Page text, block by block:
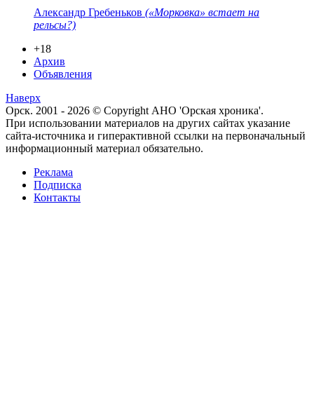
Александр Гребеньков («Морковка» встает на
рельсы?)
+18
Архив
Объявления
Наверх
Орск. 2001 - 2026 © Copyright АНО 'Орская хроника'.
При использовании материалов на других сайтах указание
сайта-источника и гиперактивной ссылки на первоначальный
информационный материал обязательно.
Реклама
Подписка
Контакты